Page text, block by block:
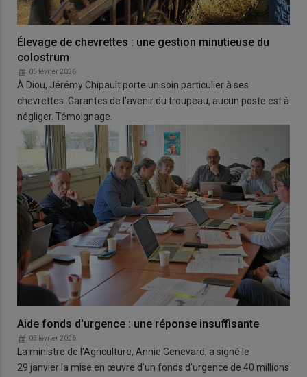
Élevage de chevrettes : une gestion minutieuse du
colostrum
05 février 2026
À Diou, Jérémy Chipault porte un soin particulier à ses
chevrettes. Garantes de l'avenir du troupeau, aucun poste est à
négliger. Témoignage.
Aide fonds d'urgence : une réponse insuffisante
05 février 2026
La ministre de l'Agriculture, Annie Genevard, a signé le
29 janvier la mise en œuvre d’un fonds d’urgence de 40 millions